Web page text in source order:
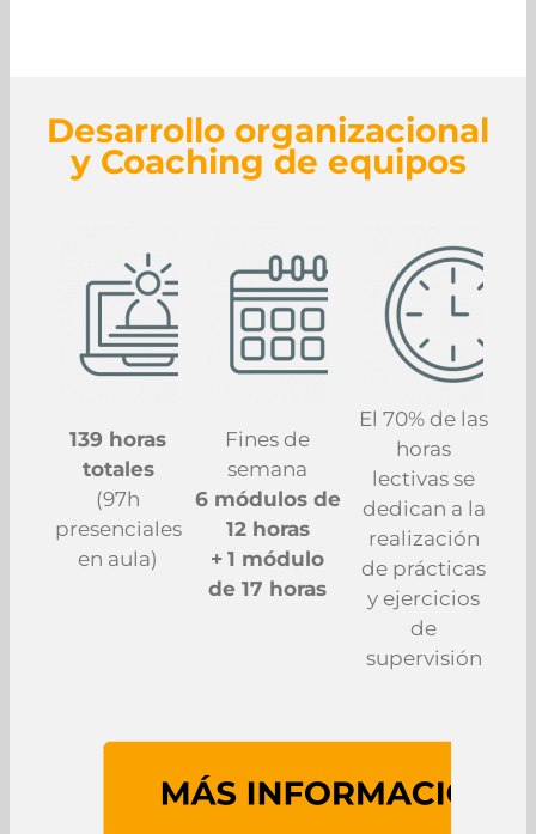
Desarrollo organizacional
y Coaching de equipos
139 horas
totales
(97h
presenciales
en aula)
Fines de
semana
6 módulos de
12 horas
+ 1 módulo
de 17 horas
El 70% de las
horas
lectivas se
dedican a la
realización
de prácticas
y ejercicios
de
supervisión